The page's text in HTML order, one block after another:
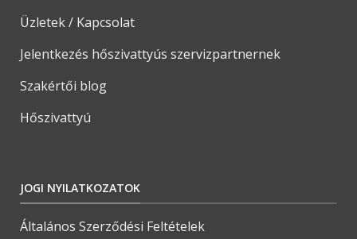
Üzletek / Kapcsolat
Jelentkezés hőszivattyús szervizpartnernek
Szakértői blog
Hőszivattyú
JOGI NYILATKOZATOK
Általános Szerződési Feltételek